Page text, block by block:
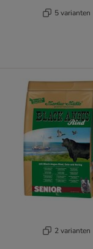
5 varianten
2 varianten